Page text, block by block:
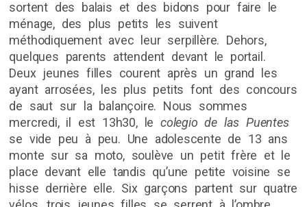
sortent des balais et des bidons pour faire le
ménage, des plus petits les suivent
méthodiquement avec leur serpillère. Dehors,
quelques parents attendent devant le portail.
Deux jeunes filles courent après un grand les
ayant arrosées, les plus petits font des concours
de saut sur la balançoire. Nous sommes
mercredi, il est 13h30, le colegio de las Puentes
se vide peu à peu. Une adolescente de 13 ans
monte sur sa moto, soulève un petit frère et le
place devant elle tandis qu’une petite voisine se
hisse derrière elle. Six garçons partent sur quatre